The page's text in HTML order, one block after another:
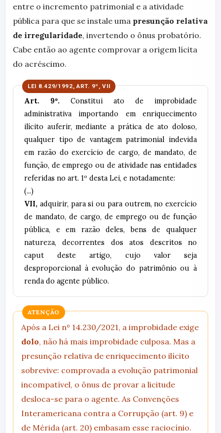
entre o incremento patrimonial e a atividade
pública para que se instale uma presunção relativa
de irregularidade, invertendo o ônus probatório.
Cabe então ao agente comprovar a origem lícita
do acréscimo.
Art. 9º. Constitui ato de improbidade
administrativa importando em enriquecimento
ilícito auferir, mediante a prática de ato doloso,
qualquer tipo de vantagem patrimonial indevida
em razão do exercício de cargo, de mandato, de
função, de emprego ou de atividade nas entidades
referidas no art. 1º desta Lei, e notadamente:
(...)
VII, adquirir, para si ou para outrem, no exercício
de mandato, de cargo, de emprego ou de função
pública, e em razão deles, bens de qualquer
natureza, decorrentes dos atos descritos no
caput deste artigo, cujo valor seja
desproporcional à evolução do patrimônio ou à
renda do agente público.
ATENÇÃO
Após a Lei nº 14.230/2021, a improbidade exige
dolo, não há mais improbidade culposa. Mas a
presunção relativa de enriquecimento ilícito
sobrevive: comprovada a evolução patrimonial
incompatível, o ônus de provar a licitude
desloca-se para o agente. As Convenções
Interamericana contra a Corrupção (art. 9) e
de Mérida (art. 20) embasam esse raciocínio.